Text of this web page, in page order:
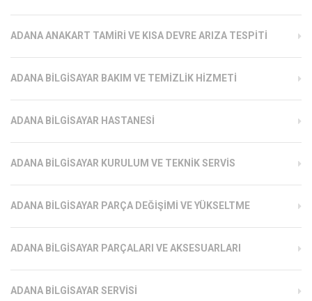
ADANA ANAKART TAMIRI VE KISA DEVRE ARIZA TESPITI
ADANA BILGISAYAR BAKIM VE TEMIZLIK HIZMETI
ADANA BILGISAYAR HASTANESI
ADANA BILGISAYAR KURULUM VE TEKNIK SERVIS
ADANA BILGISAYAR PARÇA DEĞIŞIMI VE YÜKSELTME
ADANA BILGISAYAR PARÇALARI VE AKSESUARLARI
ADANA BILGISAYAR SERVISI